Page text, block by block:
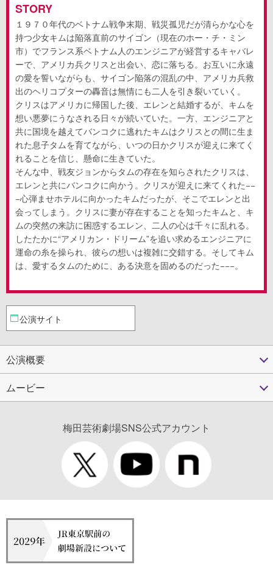
STORY
１９７０年代のベトナム戦争末期、戦災孤児だが清らかな心を
持つ少女キムは陥落直前のサイゴン（現在のホー・チ・ミン
市）でフランス系ベトナム人のエンジニアが経営するキャバレ
ーで、アメリカ兵クリスと出会い、恋に落ちる。お互いに永遠
の愛を誓いながらも、サイゴン陥落の混乱の中、アメリカ兵救
出のヘリコプターの轟音は無情にも二人を引き裂いていく。
クリスはアメリカに帰国した後、エレンと結婚するが、キムを
想い悪夢にうなされる日々が続いていた。一方、エンジニアと
共に国境を越えてバンコクに逃れたキムはクリスとの間に生ま
れた息子タムを育てながら、いつの日かクリスが迎えに来てく
れることを信じ、懸命に生きていた。
そんな中、戦友ジョンからタムの存在を知らされたクリスは、
エレンと共にバンコクに向かう。クリスが迎えに来てくれた−−
−心弾ませホテルに向かったキムだったが、そこでエレンと出
会ってしまう。クリスに妻が存在することを知ったキムと、キ
ムの突然の来訪に困惑するエレン、二人の心は千々に乱れる。
したたかに“アメリカン・ドリーム”を追い求めるエンジニアに
運命の糸を操られ、彼らの想いは複雑に交錯する。そしてキム
は、愛するタムのために、ある決意を固めるのだった−−−。
公演サイト
公演概要
ムービー
梅田芸術劇場SNS公式アカウント